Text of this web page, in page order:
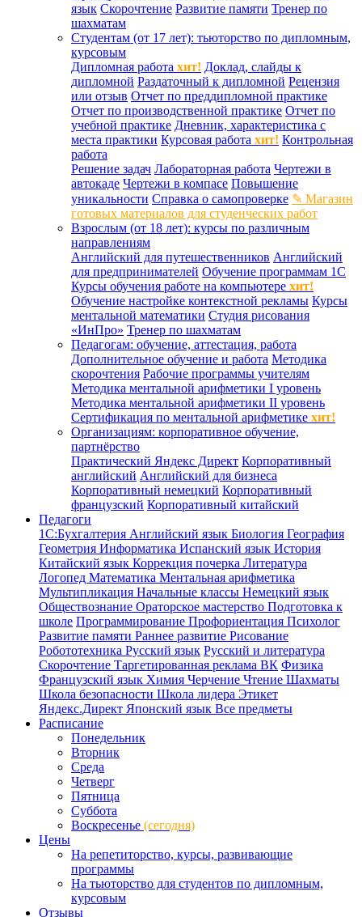
язык Скорочтение Развитие памяти Тренер по
шахматам
Студентам (от 17 лет): тьюторство по дипломным,
курсовым
Дипломная работа хит! Доклад, слайды к
дипломной Раздаточный к дипломной Рецензия
или отзыв Отчет по преддипломной практике
Отчет по производственной практике Отчет по
учебной практике Дневник, характеристика с
места практики Курсовая работа хит! Контрольная
работа
Решение задач Лабораторная работа Чертежи в
автокаде Чертежи в компасе Повышение
уникальности Справка о самопроверке ✎ Магазин
готовых материалов для студенческих работ
Взрослым (от 18 лет): курсы по различным
направлениям
Английский для путешественников Английский
для предпринимателей Обучение программам 1С
Курсы обучения работе на компьютере хит!
Обучение настройке контекстной рекламы Курсы
ментальной математики Студия рисования
«ИнПро» Тренер по шахматам
Педагогам: обучение, аттестация, работа
Дополнительное обучение и работа Методика
скорочтения Рабочие программы учителям
Методика ментальной арифметики I уровень
Методика ментальной арифметики II уровень
Сертификация по ментальной арифметике хит!
Организациям: корпоративное обучение,
партнёрство
Практический Яндекс Директ Корпоративный
английский Английский для бизнеса
Корпоративный немецкий Корпоративный
французский Корпоративный китайский
Педагоги
1С:Бухгалтерия Английский язык Биология География
Геометрия Информатика Испанский язык История
Китайский язык Коррекция почерка Литература
Логопед Математика Ментальная арифметика
Мультипликация Начальные классы Немецкий язык
Обществознание Ораторское мастерство Подготовка к
школе Программирование Профориентация Психолог
Развитие памяти Раннее развитие Рисование
Робототехника Русский язык Русский и литература
Скорочтение Таргетированная реклама ВК Физика
Французский язык Химия Черчение Чтение Шахматы
Школа безопасности Школа лидера Этикет
Яндекс.Директ Японский язык Все предметы
Расписание
Понедельник
Вторник
Среда
Четверг
Пятница
Суббота
Воскресенье (сегодня)
Цены
На репетиторство, курсы, развивающие
программы
На тьюторство для студентов по дипломным,
курсовым
Отзывы